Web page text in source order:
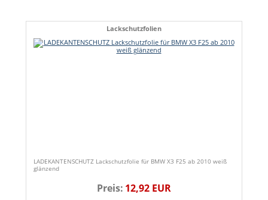
Lackschutzfolien
LADEKANTENSCHUTZ Lackschutzfolie für BMW X3 F25 ab 2010 weiß
glänzend
Preis: 12,92 EUR